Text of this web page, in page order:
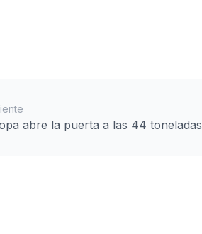
abre la puerta a las 44 toneladas